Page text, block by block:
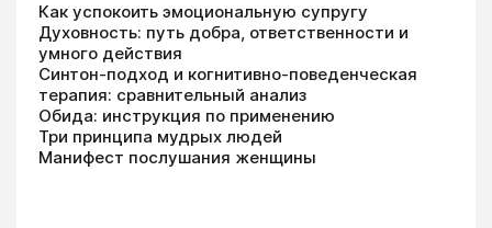
Как успокоить эмоциональную супругу
Духовность: путь добра, ответственности и
умного действия
Синтон-подход и когнитивно-поведенческая
терапия: сравнительный анализ
Обида: инструкция по применению
Три принципа мудрых людей
Манифест послушания женщины